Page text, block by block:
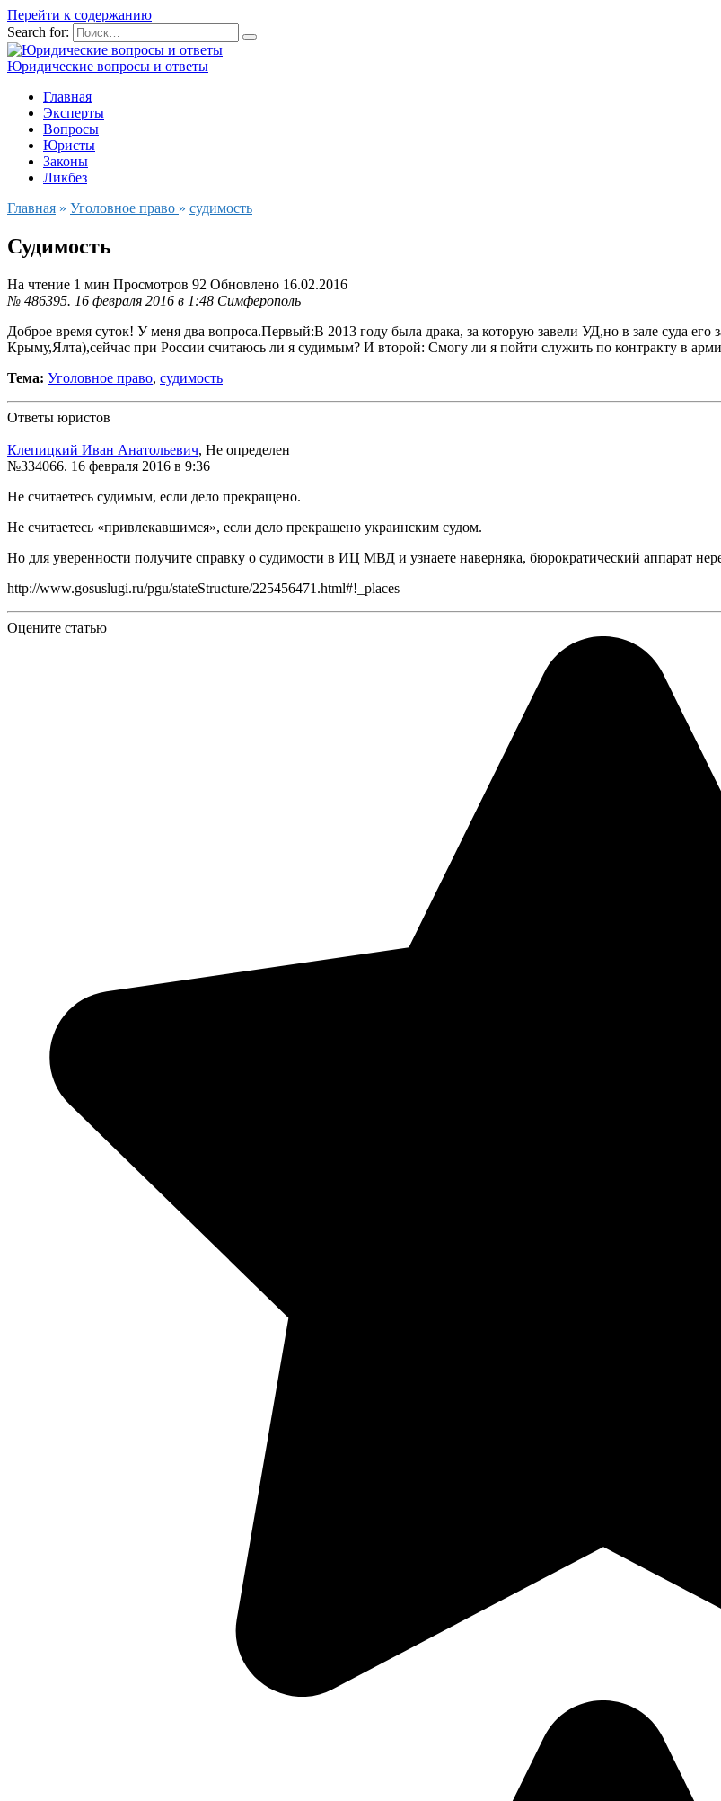
Перейти к содержанию
Search for:
Юридические вопросы и ответы
Главная
Эксперты
Вопросы
Юристы
Законы
Ликбез
Главная » Уголовное право » судимость
Судимость
На чтение 1 мин Просмотров 92 Обновлено 16.02.2016
№ 486395. 16 февраля 2016 в 1:48 Симферополь
Доброе время суток! У меня два вопроса.Первый:В 2013 году была драка, за которую завели УД,но в зале суда
Крыму,Ялта),сейчас при России считаюсь ли я судимым? И второй: Смогу ли я пойти служить по контракту в
Тема: Уголовное право, судимость
Ответы юристов
Клепицкий Иван Анатольевич, Не определен
№334066. 16 февраля 2016 в 9:36
Не считаетесь судимым, если дело прекращено.
Не считаетесь «привлекавшимся», если дело прекращено украинским судом.
Но для уверенности получите справку о судимости в ИЦ МВД и узнаете наверняка, бюрократический аппарат
http://www.gosuslugi.ru/pgu/stateStructure/225456471.html#!_places
Оцените статью